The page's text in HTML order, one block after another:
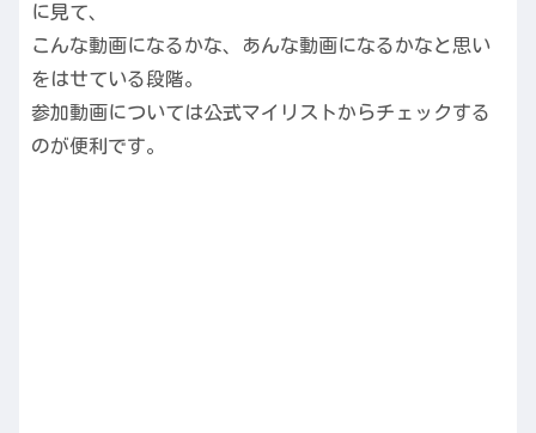
に見て、
こんな動画になるかな、あんな動画になるかなと思い
をはせている段階。
参加動画については公式マイリストからチェックする
のが便利です。